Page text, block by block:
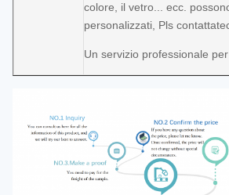
colore, il vetro... ecc.
personalizzati, Pls
Un servizio professionale per